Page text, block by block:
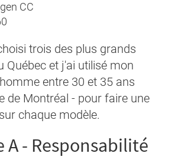
CC
trois des plus grands
Québec et j'ai utilisé mon
entre 30 et 35 ans
de Montréal - pour faire une
chaque modèle.
A - Responsabilité